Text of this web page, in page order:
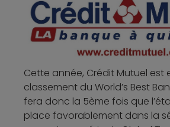
Cette année, Crédit Mutuel est
classement du World’s Best
fera donc la 5ème fois que
place favorablement dans la